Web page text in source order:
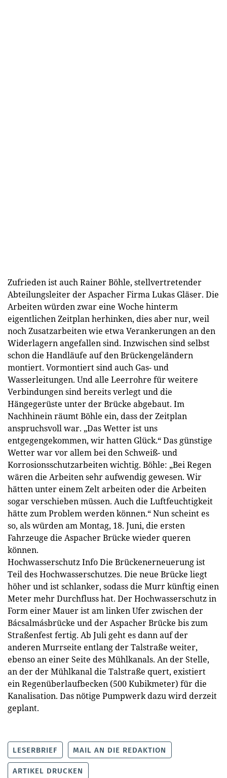
Zufrieden ist auch Rainer Böhle, stellvertretender
Abteilungsleiter der Aspacher Firma Lukas Gläser. Die
Arbeiten würden zwar eine Woche hinterm
eigentlichen Zeitplan herhinken, dies aber nur, weil
noch Zusatzarbeiten wie etwa Verankerungen an den
Widerlagern angefallen sind. Inzwischen sind selbst
schon die Handläufe auf den Brückengeländern
montiert. Vormontiert sind auch Gas- und
Wasserleitungen. Und alle Leerrohre für weitere
Verbindungen sind bereits verlegt und die
Hängegerüste unter der Brücke abgebaut. Im
Nachhinein räumt Böhle ein, dass der Zeitplan
anspruchsvoll war. „Das Wetter ist uns
entgegengekommen, wir hatten Glück.“ Das günstige
Wetter war vor allem bei den Schweiß- und
Korrosionsschutzarbeiten wichtig. Böhle: „Bei Regen
wären die Arbeiten sehr aufwendig gewesen. Wir
hätten unter einem Zelt arbeiten oder die Arbeiten
sogar verschieben müssen. Auch die Luftfeuchtigkeit
hätte zum Problem werden können.“ Nun scheint es
so, als würden am Montag, 18. Juni, die ersten
Fahrzeuge die Aspacher Brücke wieder queren
können.
Hochwasserschutz InfoDie Brückenerneuerung ist
Teil des Hochwasserschutzes. Die neue Brücke liegt
höher und ist schlanker, sodass die Murr künftig einen
Meter mehr Durchfluss hat. Der Hochwasserschutz in
Form einer Mauer ist am linken Ufer zwischen der
Bácsalmásbrücke und der Aspacher Brücke bis zum
Straßenfest fertig. Ab Juli geht es dann auf der
anderen Murrseite entlang der Talstraße weiter,
ebenso an einer Seite des Mühlkanals. An der Stelle,
an der der Mühlkanal die Talstraße quert, existiert
ein Regenüberlaufbecken (500 Kubikmeter) für die
Kanalisation. Das nötige Pumpwerk dazu wird derzeit
geplant.
LESERBRIEF MAIL AN DIE REDAKTION
ARTIKEL DRUCKEN